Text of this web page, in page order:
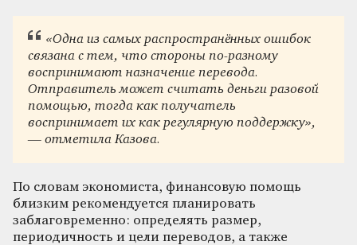
«Одна из самых распространённых ошибок
связана с тем, что стороны по-разному
воспринимают назначение перевода.
Отправитель может считать деньги разовой
помощью, тогда как получатель
воспринимает их как регулярную поддержку»,
— отметила Казова.
По словам экономиста, финансовую помощь
близким рекомендуется планировать
заблаговременно: определять размер,
периодичность и цели переводов, а также